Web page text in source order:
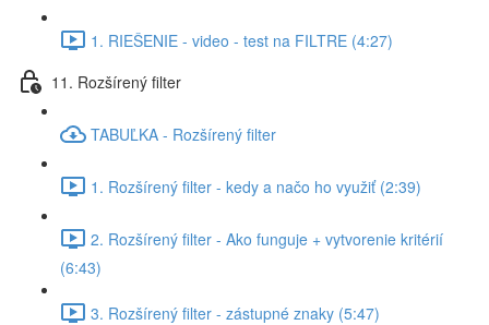
1. RIEŠENIE - video - test na FILTRE (4:27)
11. Rozšírený filter
TABUĽKA - Rozšírený filter
1. Rozšírený filter - kedy a načo ho využiť (2:39)
2. Rozšírený filter - Ako funguje + vytvorenie kritérií
(6:43)
3. Rozšírený filter - zástupné znaky (5:47)